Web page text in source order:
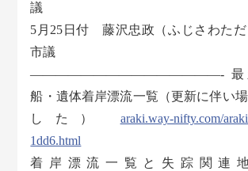
議
5月25日付 藤沢忠政（ふじさわただ
市議
———————————————- 最
船・遺体着岸漂流一覧（更新に伴い
した） araki.way-nifty.com/
1dd6.html
着岸漂流一覧と失踪関連